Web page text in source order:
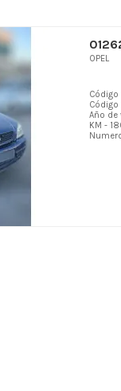
OPEL
Código
Año
KM -